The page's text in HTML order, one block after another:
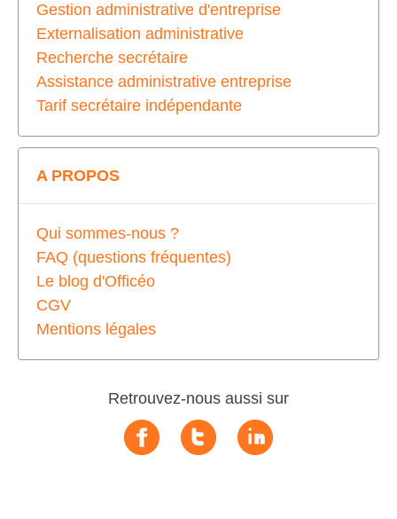
Gestion administrative d'entreprise
Externalisation administrative
Recherche secrétaire
Assistance administrative entreprise
Tarif secrétaire indépendante
A PROPOS
Qui sommes-nous ?
FAQ (questions fréquentes)
Le blog d'Officéo
CGV
Mentions légales
Retrouvez-nous aussi sur